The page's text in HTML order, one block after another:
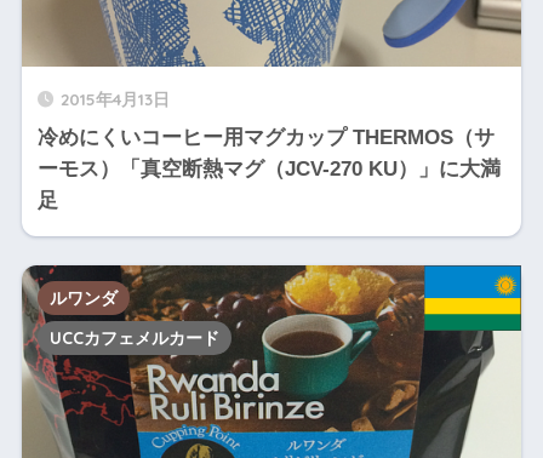
2015年4月13日
冷めにくいコーヒー用マグカップ THERMOS（サ
ーモス）「真空断熱マグ（JCV-270 KU）」に大満
足
ルワンダ
UCCカフェメルカード